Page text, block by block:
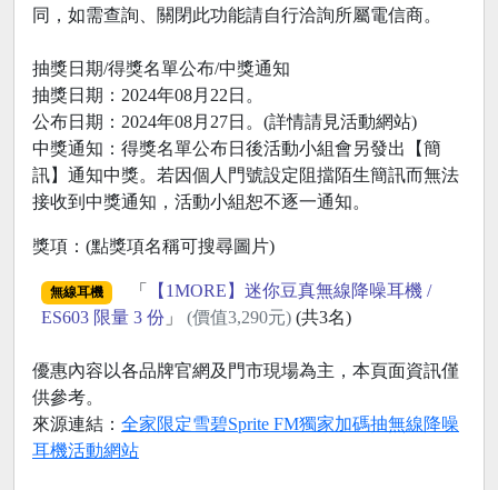
同，如需查詢、關閉此功能請自行洽詢所屬電信商。
抽獎日期/得獎名單公布/中獎通知
抽獎日期：2024年08月22日。
公布日期：2024年08月27日。(詳情請見活動網站)
中獎通知：得獎名單公布日後活動小組會另發出【簡
訊】通知中獎。若因個人門號設定阻擋陌生簡訊而無法
接收到中獎通知，活動小組恕不逐一通知。
獎項：(點獎項名稱可搜尋圖片)
無線耳機 「
【1MORE】迷你豆真無線降噪耳機 /
ES603 限量 3 份 」 (價值3,290元) (共3名)
優惠內容以各品牌官網及門市現場為主，本頁面資訊僅
供參考。
來源連結： 全家限定雪碧Sprite FM獨家加碼抽無線降噪
耳機活動網站